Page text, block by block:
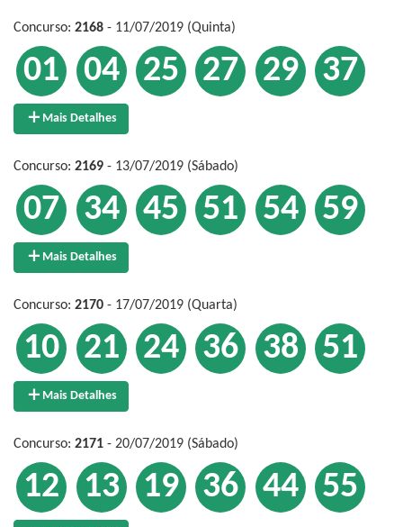
Concurso: 2168 - 11/07/2019 (Quinta)
01 04 25 27 29 37
Mais Detalhes
Concurso: 2169 - 13/07/2019 (Sábado)
07 34 45 51 54 59
Mais Detalhes
Concurso: 2170 - 17/07/2019 (Quarta)
10 21 24 36 38 51
Mais Detalhes
Concurso: 2171 - 20/07/2019 (Sábado)
12 13 19 36 44 55